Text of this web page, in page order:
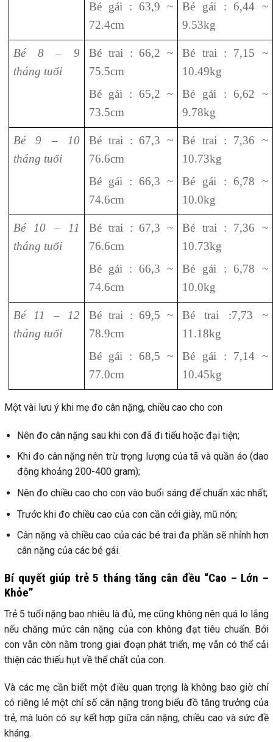
Bé gái : 63,9 ~
72.4cm
Bé gái : 6,44 ~
9.53kg
Bé 8 – 9
tháng tuổi
Bé trai : 66,2 ~
75.5cm
Bé gái : 65,2 ~
73.5cm
Bé trai : 7,15 ~
10.49kg
Bé gái : 6,62 ~
9.78kg
Bé 9 – 10
tháng tuổi
Bé trai : 67,3 ~
76.6cm
Bé gái : 66,3 ~
74.6cm
Bé trai : 7,36 ~
10.73kg
Bé gái : 6,78 ~
10.0kg
Bé 10 – 11
tháng tuổi
Bé trai : 67,3 ~
76.6cm
Bé gái : 66,3 ~
74.6cm
Bé trai : 7,36 ~
10.73kg
Bé gái : 6,78 ~
10.0kg
Bé 11 – 12
tháng tuổi
Bé trai : 69,5 ~
78.9cm
Bé gái : 68,5 ~
77.0cm
Bé trai :7,73 ~
11.18kg
Bé gái : 7,14 ~
10.45kg
Một vài lưu ý khi mẹ đo cân nặng, chiều cao cho con
Nên đo cân nặng sau khi con đã đi tiểu hoặc đại tiện;
Khi đo cân nặng nên trừ trọng lượng của tã và quần áo (dao
động khoảng 200-400 gram);
Nên đo chiều cao cho con vào buổi sáng để chuẩn xác nhất;
Trước khi đo chiều cao của con cần cởi giày, mũ nón;
Cân nặng và chiều cao của các bé trai đa phần sẽ nhỉnh hơn
cân nặng của các bé gái.
Bí quyết giúp trẻ 5 tháng tăng cân đều “Cao – Lớn –
Khỏe”
Trẻ 5 tuổi nặng bao nhiêu là đủ, mẹ cũng không nên quá lo lắng
nếu chăng mức cân nặng của con không đạt tiêu chuẩn. Bởi
con vẫn còn nằm trong giai đoạn phát triển, mẹ vẫn có thể cải
thiện các thiếu hụt về thể chất của con.
Và các mẹ cần biết một điều quan trọng là không bao giờ chỉ
có riêng lẻ một chỉ số cân nặng trong biểu đồ tăng trưởng của
trẻ, mà luôn có sự kết hợp giữa cân nặng, chiều cao và sức đề
kháng.